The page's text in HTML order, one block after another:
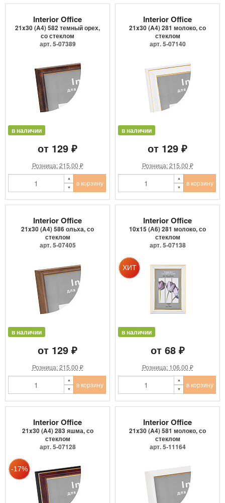
Interior Office
21x30 (A4) 582 темный орех,
со стеклом
арт. 5-07389
в наличии
от 129 ₽
Розница: 215.00 ₽
в корзину
Interior Office
21x30 (A4) 281 молоко, со
стеклом
арт. 5-07140
в наличии
от 129 ₽
Розница: 215.00 ₽
в корзину
Interior Office
21x30 (A4) 586 ольха, со
стеклом
арт. 5-07405
в наличии
от 129 ₽
Розница: 215.00 ₽
в корзину
Interior Office
10x15 (А6) 281 молоко, со
стеклом
арт. 5-07138
в наличии
от 68 ₽
Розница: 106.00 ₽
в корзину
Interior Office
21x30 (A4) 283 яшма, со
стеклом
арт. 5-07128
Interior Office
21x30 (A4) 581 молоко, со
стеклом
арт. 5-11164